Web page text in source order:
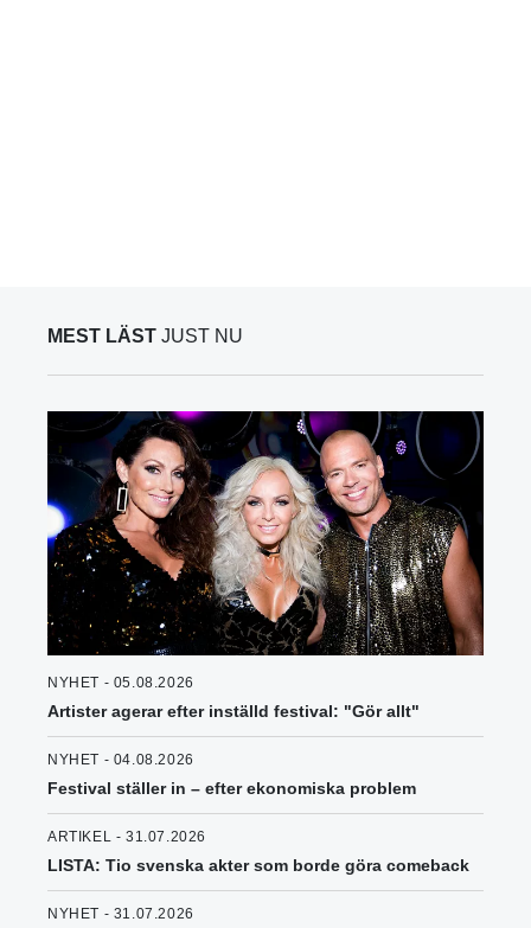
MEST LÄST JUST NU
NYHET - 05.08.2026
Artister agerar efter inställd festival: "Gör allt"
NYHET - 04.08.2026
Festival ställer in – efter ekonomiska problem
ARTIKEL - 31.07.2026
LISTA: Tio svenska akter som borde göra comeback
NYHET - 31.07.2026